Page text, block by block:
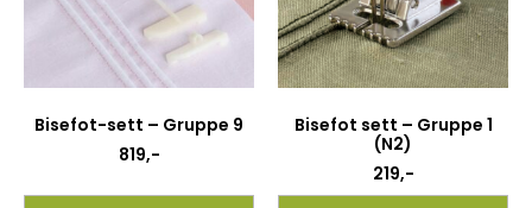
Bisefot-sett – Gruppe 9
819,-
Bisefot sett – Gruppe 1
(N2)
219,-